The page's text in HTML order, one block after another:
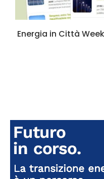
Energia in Città